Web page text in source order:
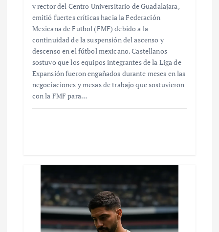
y rector del Centro Universitario de Guadalajara,
emitió fuertes críticas hacia la Federación
Mexicana de Futbol (FMF) debido a la
continuidad de la suspensión del ascenso y
descenso en el fútbol mexicano. Castellanos
sostuvo que los equipos integrantes de la Liga de
Expansión fueron engañados durante meses en las
negociaciones y mesas de trabajo que sostuvieron
con la FMF para…